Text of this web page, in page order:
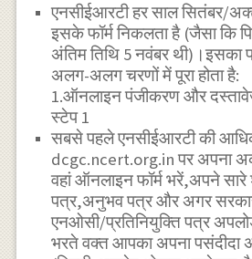
एनसीईआरटी हर साल सितंबर/
इसके फॉर्म निकलता है (जैसा कि
अंतिम तिथि 5 नवंबर थी)।इसका
अलग-अलग चरणों में पूरा होता है:
1.ऑनलाइन पंजीकरण और
स्टेप 1
सबसे पहले एनसीईआरटी की
dcgc.ncert.org.in पर अपना
वहां ऑनलाइन फॉर्म भरें,अपने सारे
पत्र,अनुभव पत्र और अगर
एनओसी/प्रतिनियुक्ति पत्र
भरते वक्त आपका अपना पसंदीदा